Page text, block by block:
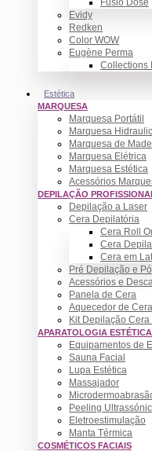
Evidy
Redken
Color WOW
Eugène Perma
Collections
Estética
MARQUESA
Marquesa Portátil
Marquesa
Marquesa de
Marquesa Elétrica
Marquesa Estética
Acessórios
DEPILAÇÃO
Depilação a Laser
Cera Depilatória
Cera Roll
Cera
Cera em
Pré Depilação e
Acessórios e
Panela de Cera
Aquecedor de
Kit Depilação Cera
APARATOLOGIA ESTÉTICA
Equipamentos de
Sauna Facial
Lupa Estética
Massajador
Peeling
Eletroestimulação
Manta Térmica
COSMÉTICOS FACIAIS